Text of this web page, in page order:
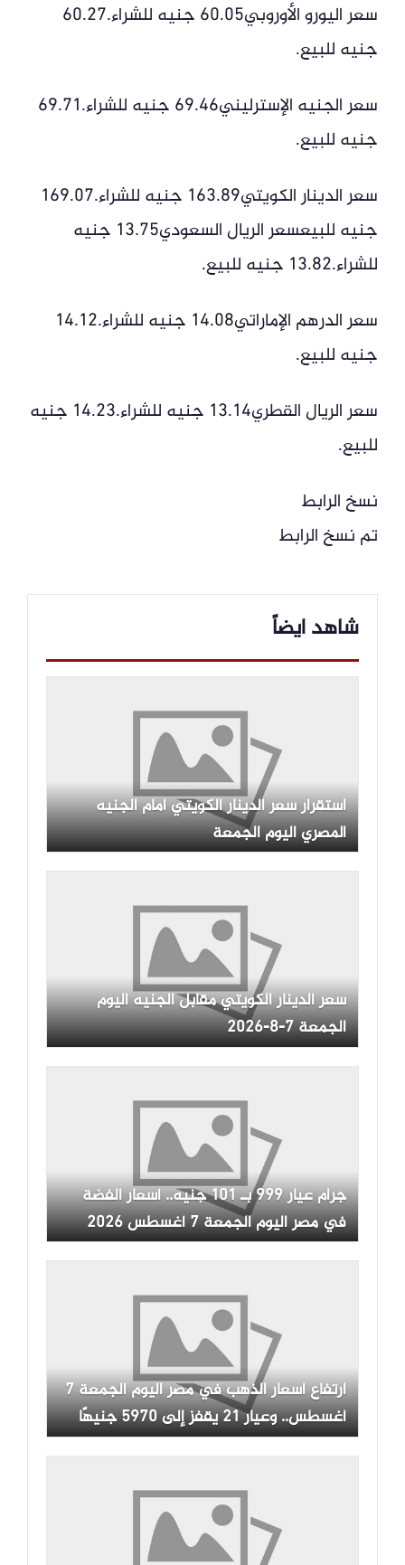
سعر اليورو الأوروبي60.05 جنيه للشراء.60.27
جنيه للبيع.
سعر الجنيه الإسترليني69.46 جنيه للشراء.69.71
جنيه للبيع.
سعر الدينار الكويتي163.89 جنيه للشراء.169.07
جنيه للبيع‏‎سعر الريال السعودي13.75 جنيه
للشراء.13.82 جنيه للبيع.
سعر الدرهم الإماراتي14.08 جنيه للشراء.14.12
جنيه للبيع.
سعر الريال القطري13.14 جنيه للشراء.14.23 جنيه
للبيع.
نسخ الرابط
تم نسخ الرابط
شاهد ايضاً
استقرار سعر الدينار الكويتي أمام الجنيه
المصري اليوم الجمعة
سعر الدينار الكويتي مقابل الجنيه اليوم
الجمعة 7-8-2026
جرام عيار 999 بـ 101 جنيه.. أسعار الفضة
في مصر اليوم الجمعة 7 أغسطس 2026
ارتفاع أسعار الذهب في مصر اليوم الجمعة 7
أغسطس.. وعيار 21 يقفز إلى 5970 جنيهًا